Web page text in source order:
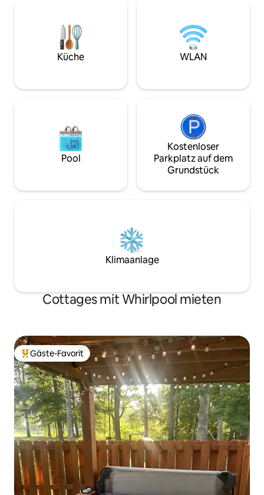
Garten- und Brettspiele. Ich habe Luxus
wie bequeme Betten/Bettwäsche in
einem SAUBEREN Zuhause erwartet,
während ich den Bourbon Trail, den KY
Jungs-/Mädels-Ausflüge und mehr
Wilmore, Asbury
entfernt. 35
LEX Bluegrass
Shaker Village entfernt.
Küche WLAN
Pool
Kostenloser
Parkplatz auf dem
Grundstück
Klimaanlage
Cottages mit Whirlpool mieten
Beliebter Gäste-Favorit.
Gäste-Favorit